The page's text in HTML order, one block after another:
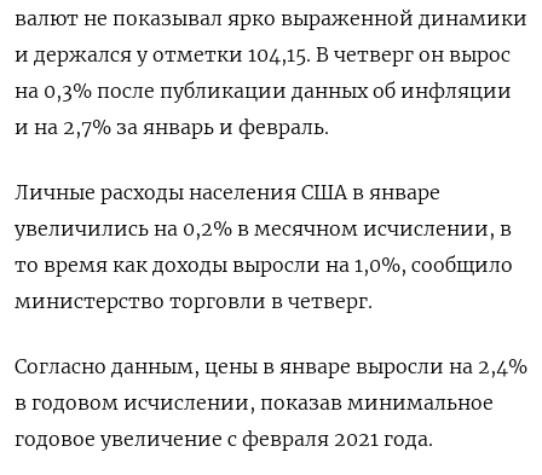
валют не показывал ярко выраженной динамики
и держался у отметки 104,15​. В четверг он вырос
на 0,3% после публикации данных об инфляции
и на 2,7% за январь и февраль.
Личные расходы населения США в январе
увеличились на 0,2% в месячном исчислении, в
то время как доходы выросли на 1,0%, сообщило
министерство торговли в четверг.
Согласно данным, цены в январе выросли на 2,4%
в годовом исчислении, показав минимальное
годовое увеличение с февраля 2021 года.